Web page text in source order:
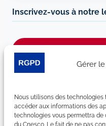
Gérer
Nous utilisons des
accéder aux informations des
technologies vous permettra de
du Cnesco. Le fait de ne pas
Inscrivez-vous à notre
LinkedIn
YouTube
Facebook
Bluesky